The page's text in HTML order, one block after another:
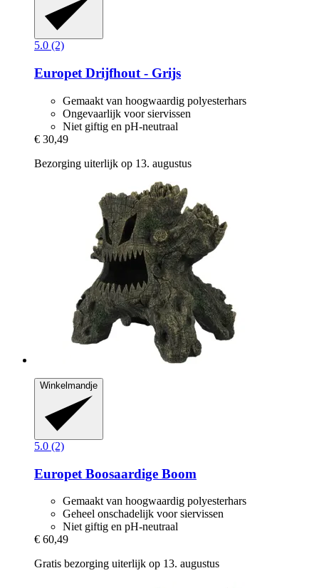
5.0 (2)
Europet Drijfhout -​ Grijs
Gemaakt van hoogwaardig polyesterhars
Ongevaarlijk voor siervissen
Niet giftig en pH-neutraal
€ 30,49
Bezorging uiterlijk op 13. augustus
Winkelmandje
5.0 (2)
Europet Boosaardige Boom
Gemaakt van hoogwaardig polyesterhars
Geheel onschadelijk voor siervissen
Niet giftig en pH-neutraal
€ 60,49
Gratis bezorging uiterlijk op 13. augustus